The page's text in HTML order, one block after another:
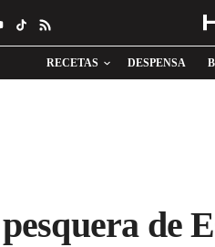
RECETAS DESPENSA
de